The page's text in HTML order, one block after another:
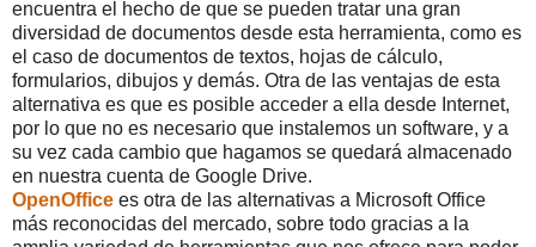
encuentra el hecho de que se pueden tratar una gran
diversidad de documentos desde esta herramienta, como es
el caso de documentos de textos, hojas de cálculo,
formularios, dibujos y demás. Otra de las ventajas de esta
alternativa es que es posible acceder a ella desde Internet,
por lo que no es necesario que instalemos un software, y a
su vez cada cambio que hagamos se quedará almacenado
en nuestra cuenta de Google Drive.
OpenOffice es otra de las alternativas a Microsoft Office
más reconocidas del mercado, sobre todo gracias a la